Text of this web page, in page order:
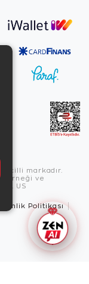
markadır.
Derneği ve
US
Politikası